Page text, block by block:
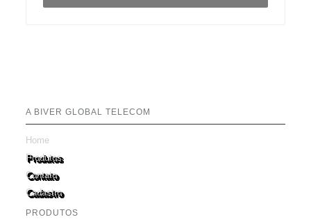
A BIVER GLOBAL TELECOM
Home
Produtos
Contato
Cadastro
PRODUTOS